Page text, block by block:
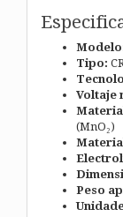
Tipo:
Voltaje
(MnO₂)
Peso